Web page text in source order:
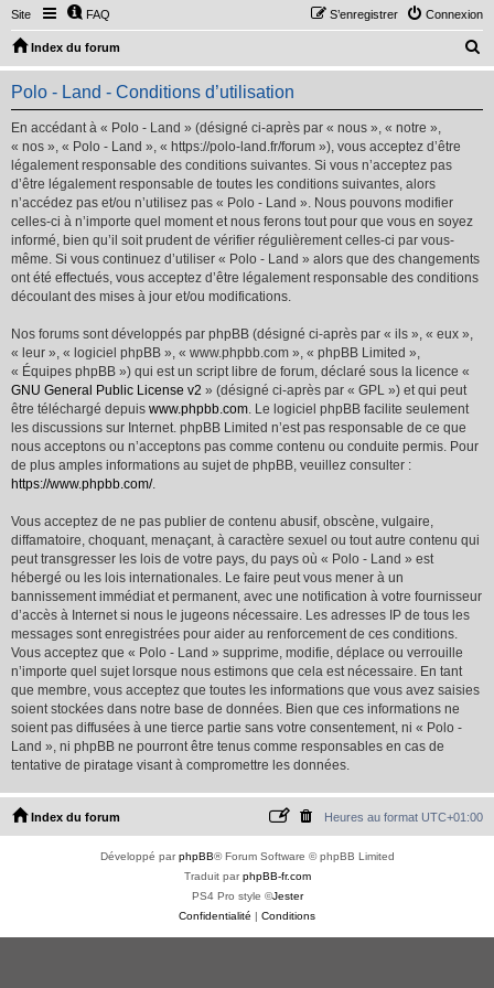
Site FAQ Connexion
S’enregistrer
Index du forum
e
Polo - Land - Conditions d’utilisation
En accédant à « Polo - Land » (désigné ci-après par « nous », « notre »,
« nos », « Polo - Land », « https://polo-land.fr/forum »), vous acceptez d’être
légalement responsable des conditions suivantes. Si vous n’acceptez pas
d’être légalement responsable de toutes les conditions suivantes, alors
n’accédez pas et/ou n’utilisez pas « Polo - Land ». Nous pouvons modifier
celles-ci à n’importe quel moment et nous ferons tout pour que vous en soyez
informé, bien qu’il soit prudent de vérifier régulièrement celles-ci par vous-
même. Si vous continuez d’utiliser « Polo - Land » alors que des changements
ont été effectués, vous acceptez d’être légalement responsable des conditions
découlant des mises à jour et/ou modifications.
Nos forums sont développés par phpBB (désigné ci-après par « ils », « eux »,
« leur », « logiciel phpBB », « www.phpbb.com », « phpBB Limited »,
« Équipes phpBB ») qui est un script libre de forum, déclaré sous la licence «
GNU General Public License v2 » (désigné ci-après par « GPL ») et qui peut
être téléchargé depuis www.phpbb.com. Le logiciel phpBB facilite seulement
les discussions sur Internet. phpBB Limited n’est pas responsable de ce que
nous acceptons ou n’acceptons pas comme contenu ou conduite permis. Pour
de plus amples informations au sujet de phpBB, veuillez consulter :
https://www.phpbb.com/.
Vous acceptez de ne pas publier de contenu abusif, obscène, vulgaire,
diffamatoire, choquant, menaçant, à caractère sexuel ou tout autre contenu qui
peut transgresser les lois de votre pays, du pays où « Polo - Land » est
hébergé ou les lois internationales. Le faire peut vous mener à un
bannissement immédiat et permanent, avec une notification à votre fournisseur
d’accès à Internet si nous le jugeons nécessaire. Les adresses IP de tous les
messages sont enregistrées pour aider au renforcement de ces conditions.
Vous acceptez que « Polo - Land » supprime, modifie, déplace ou verrouille
n’importe quel sujet lorsque nous estimons que cela est nécessaire. En tant
que membre, vous acceptez que toutes les informations que vous avez saisies
soient stockées dans notre base de données. Bien que ces informations ne
soient pas diffusées à une tierce partie sans votre consentement, ni « Polo -
Land », ni phpBB ne pourront être tenus comme responsables en cas de
tentative de piratage visant à compromettre les données.
Index du forum Heures au format UTC+01:00
Développé parphpBB® Forum Software © phpBB Limited
Traduit parphpBB-fr.com
PS4 Pro style ©Jester
Confidentialité | Conditions